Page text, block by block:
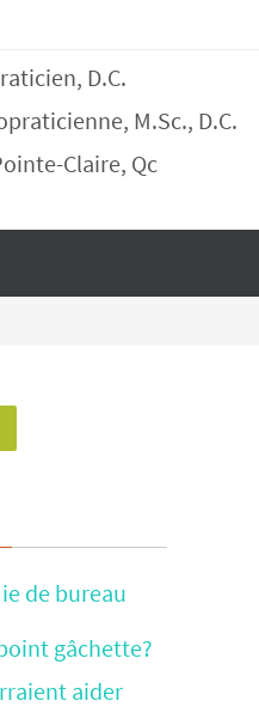
D.C.
M.Sc., D.C.
Claire, Qc
de bureau
gâchette?
aider